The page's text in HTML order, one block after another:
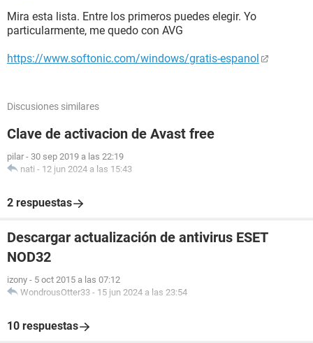
Mira esta lista. Entre los primeros puedes elegir. Yo
particularmente, me quedo con AVG
https://www.softonic.com/windows/gratis-espanol
Discusiones similares
Clave de activacion de Avast free
pilar - 30 sep 2019 a las 22:19
nati - 12 jun 2024 a las 15:43
2 respuestas
Descargar actualización de antivirus ESET
NOD32
izony - 5 oct 2015 a las 07:12
WondrousOtter33 - 15 jun 2024 a las 23:54
10 respuestas